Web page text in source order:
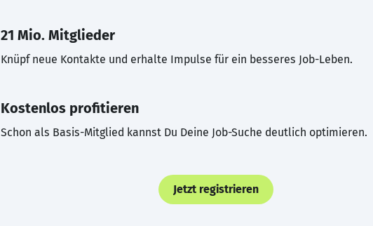
21 Mio. Mitglieder
Knüpf neue Kontakte und erhalte Impulse für ein besseres Job-Leben.
Kostenlos profitieren
Schon als Basis-Mitglied kannst Du Deine Job-Suche deutlich optimieren.
Jetzt registrieren